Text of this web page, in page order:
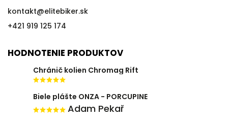
kontakt@elitebiker.sk
+421 919 125 174
HODNOTENIE PRODUKTOV
Chránič kolien Chromag Rift
Biele plášte ONZA - PORCUPINE
Adam Pekař